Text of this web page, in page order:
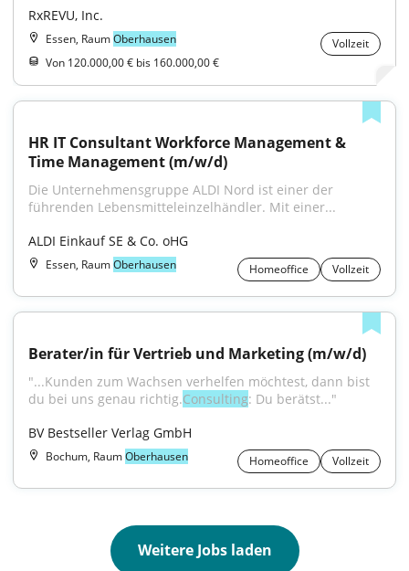
RxREVU, Inc.
Essen, RaumOberhausen
Vollzeit
Von 120.000,00 € bis 160.000,00 €
HR IT Consultant Workforce Management &
Time Management (m/w/d)
Die Unternehmensgruppe ALDI Nord ist einer der
führenden Lebensmitteleinzelhändler. Mit einer...
ALDI Einkauf SE & Co. oHG
Essen, RaumOberhausen Homeoffice Vollzeit
Berater/in für Vertrieb und Marketing (m/w/d)
"...Kunden zum Wachsen verhelfen möchtest, dann bist
du bei uns genau richtig.Consulting: Du berätst..."
BV Bestseller Verlag GmbH
Bochum, RaumOberhausen Homeoffice Vollzeit
Weitere Jobs laden